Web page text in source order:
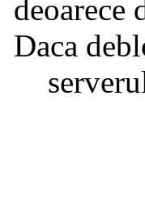
deoarece
Daca